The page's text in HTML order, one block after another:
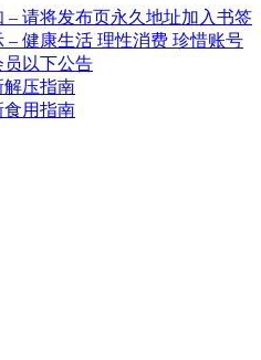
– 请将发布页永久地址加入书签
– 健康生活 理性消费 珍惜账号
以下公告
解压指南
食用指南